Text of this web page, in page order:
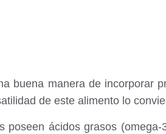
buena manera de incorporar
de este alimento lo
poseen ácidos grasos